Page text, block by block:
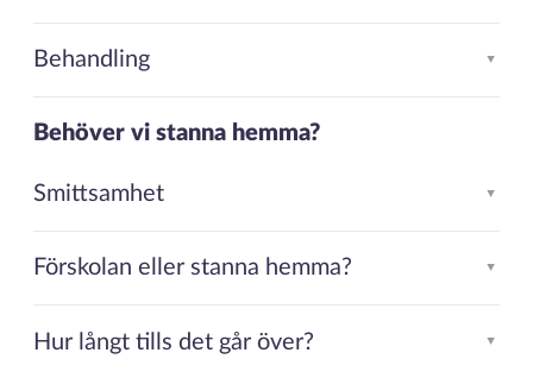
Behandling ▲
Behöver vi stanna hemma?
Smittsamhet ▲
Förskolan eller stanna hemma? ▲
Hur långt tills det går över? ▲